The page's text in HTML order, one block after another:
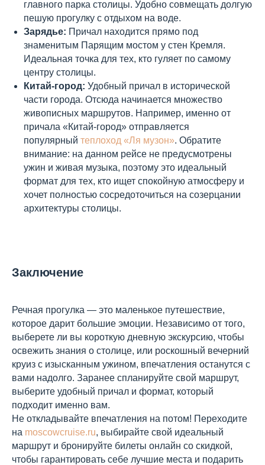
главного парка столицы. Удобно совмещать долгую
пешую прогулку с отдыхом на воде.
Зарядье: Причал находится прямо под
знаменитым Парящим мостом у стен Кремля.
Идеальная точка для тех, кто гуляет по самому
центру столицы.
Китай-город: Удобный причал в исторической
части города. Отсюда начинается множество
живописных маршрутов. Например, именно от
причала «Китай-город» отправляется
популярный теплоход «Ля музон». Обратите
внимание: на данном рейсе не предусмотрены
ужин и живая музыка, поэтому это идеальный
формат для тех, кто ищет спокойную атмосферу и
хочет полностью сосредоточиться на созерцании
архитектуры столицы.
Заключение
Речная прогулка — это маленькое путешествие,
которое дарит большие эмоции. Независимо от того,
выберете ли вы короткую дневную экскурсию, чтобы
освежить знания о столице, или роскошный вечерний
круиз с изысканным ужином, впечатления останутся с
вами надолго. Заранее спланируйте свой маршрут,
выберите удобный причал и формат, который
подходит именно вам.
Не откладывайте впечатления на потом! Переходите
на moscowcruise.ru, выбирайте свой идеальный
маршрут и бронируйте билеты онлайн со скидкой,
чтобы гарантировать себе лучшие места и подарить